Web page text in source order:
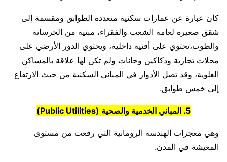
كان عبارة عن عمارات سكنية متعددة الطوابق ومقسمة إلى
شقق صغيرة لعامة الشعب والفقراء، مبنية من الخرسانة
والطوب،تحتوي على أفنية داخلية، ويحتوي الدور الأرضي على
محلات تجارية ودكاكين وحانات ولم تكن لها علاقة بالمساكن
العلوية، وقد تصل الأدوار في المباني السكنية من حيث الارتفاع
إلى خمس طوابق.
5. المباني الخدمية والصحية (Public Utilities)
وهي معجزات الهندسة الرومانية التي رفعت من مستوى
المعيشة في المدن.